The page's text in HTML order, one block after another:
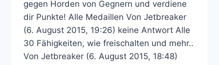
gegen Horden von Gegnern und verdiene
dir Punkte! Alle Medaillen Von Jetbreaker
(6. August 2015, 19:26) keine Antwort Alle
30 Fähigkeiten, wie freischalten und mehr..
Von Jetbreaker (6. August 2015, 18:48)